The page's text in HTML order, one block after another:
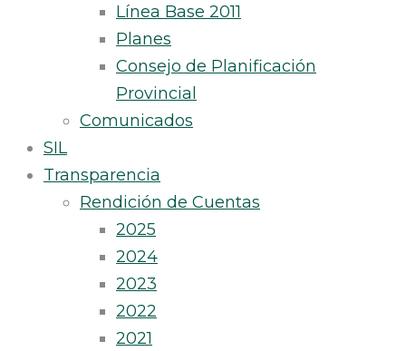
Línea Base 2011
Planes
Consejo de Planificación
Provincial
Comunicados
SIL
Transparencia
Rendición de Cuentas
2025
2024
2023
2022
2021